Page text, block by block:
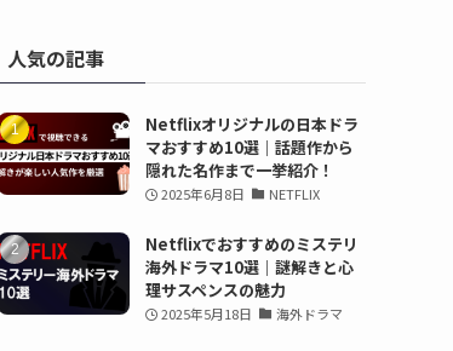
人気の記事
Netflixオリジナルの日本ドラ
マおすすめ10選｜話題作から
隠れた名作まで一挙紹介！
2025年6月8日 NETFLIX
Netflixでおすすめのミステリ
海外ドラマ10選｜謎解きと心
理サスペンスの魅力
2025年5月18日 海外ドラマ